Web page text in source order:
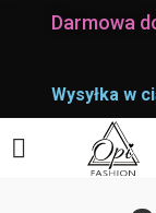
Darmowa
Wysyłka w